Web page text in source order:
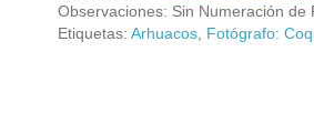
Observaciones: Sin Numeración de
Etiquetas: Arhuacos, Fotógrafo: